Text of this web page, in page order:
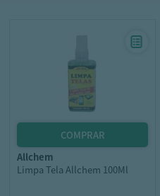
allchem
Limpa Tela Allchem 100Ml